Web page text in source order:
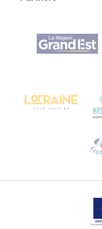
Agence Régionale
Bureau de Colmar
Stuur